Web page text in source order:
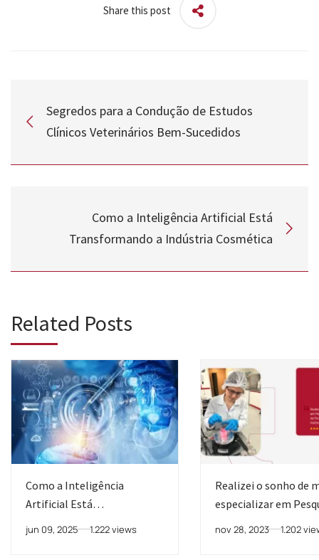
Share this post
Segredos para a Condução de Estudos
Clínicos Veterinários Bem-Sucedidos
Como a Inteligência Artificial Está
Transformando a Indústria Cosmética
Related Posts
Como a Inteligência
Artificial Está
Transformando a Indústria
jun 09, 2025 1.222 views
Realizei o sonho de
especializar em
Desenvolvimento de
nov 28, 2023 1.202